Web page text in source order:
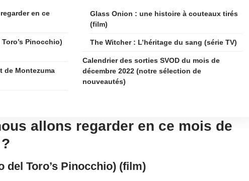
en ce
Pinocchio)
de Montezuma
Glass Onion : une histoire à couteaux tirés
(film)
The Witcher : L’héritage du sang (série TV)
Calendrier des sorties SVOD du mois de
décembre 2022 (notre sélection de
nouveautés)
allons regarder en ce mois de
del Toro’s Pinocchio) (film)